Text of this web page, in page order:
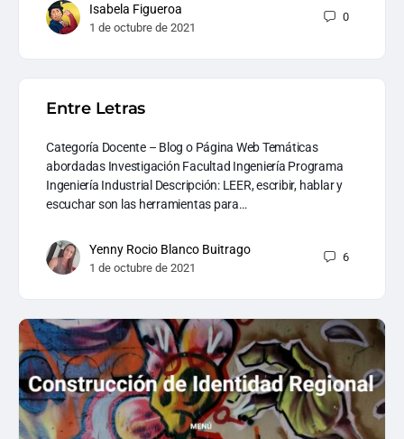
Isabela Figueroa
1 de octubre de 2021
0
Entre Letras
Categoría Docente – Blog o Página Web Temáticas
abordadas Investigación Facultad Ingeniería Programa
Ingeniería Industrial Descripción: LEER, escribir, hablar y
escuchar son las herramientas para…
Yenny Rocio Blanco Buitrago
1 de octubre de 2021
6